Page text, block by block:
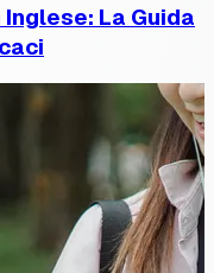
La Guida